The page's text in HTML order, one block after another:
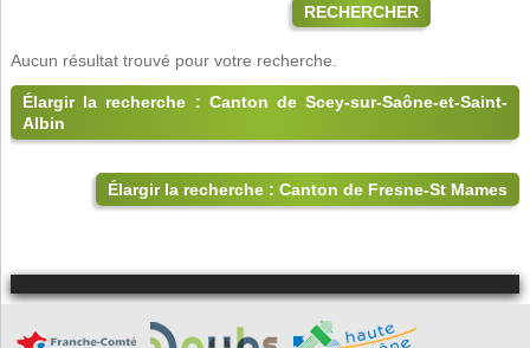
RECHERCHER
Aucun résultat trouvé pour votre recherche.
Élargir la recherche : Canton de Scey-sur-Saône-et-Saint-
Albin
Élargir la recherche : Canton de Fresne-St Mames